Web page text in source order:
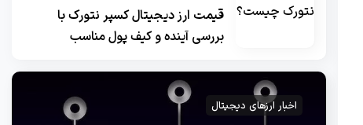
قیمت ارز دیجیتال کسپر نتورک با
بررسی آینده و کیف پول مناسب
اخبار ارزهای دیجیتال